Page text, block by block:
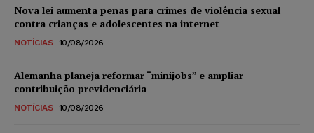
Nova lei aumenta penas para crimes de violência sexual
contra crianças e adolescentes na internet
NOTÍCIAS 10/08/2026
Alemanha planeja reformar “minijobs” e ampliar
contribuição previdenciária
NOTÍCIAS 10/08/2026